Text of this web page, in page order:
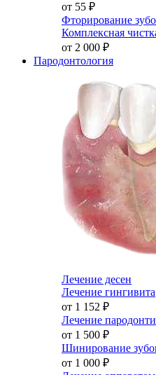
от 55 ₽
Фторирование
Комплексная
от 2 000 ₽
Пародонтология
Лечение десен
Лечение гингивита
от 1 152 ₽
Лечение
от 1 500 ₽
Шинирование
от 1 000 ₽